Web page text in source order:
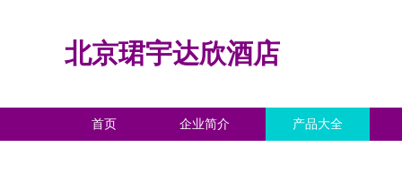
北京珺宇达欣酒店
首页 企业简介 产品大全